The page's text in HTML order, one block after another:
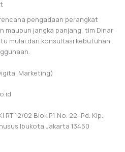
pengadaan perangkat
maupun jangka panjang, tim Dinar
mulai dari konsultasi kebutuhan
Marketing)
12/02 Blok P1 No. 22, Pd. Klp.,
Ibukota Jakarta 13450